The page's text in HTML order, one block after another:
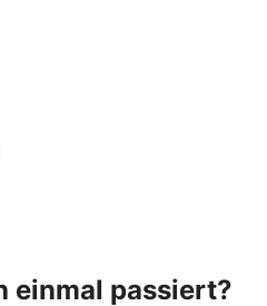
einmal passiert?